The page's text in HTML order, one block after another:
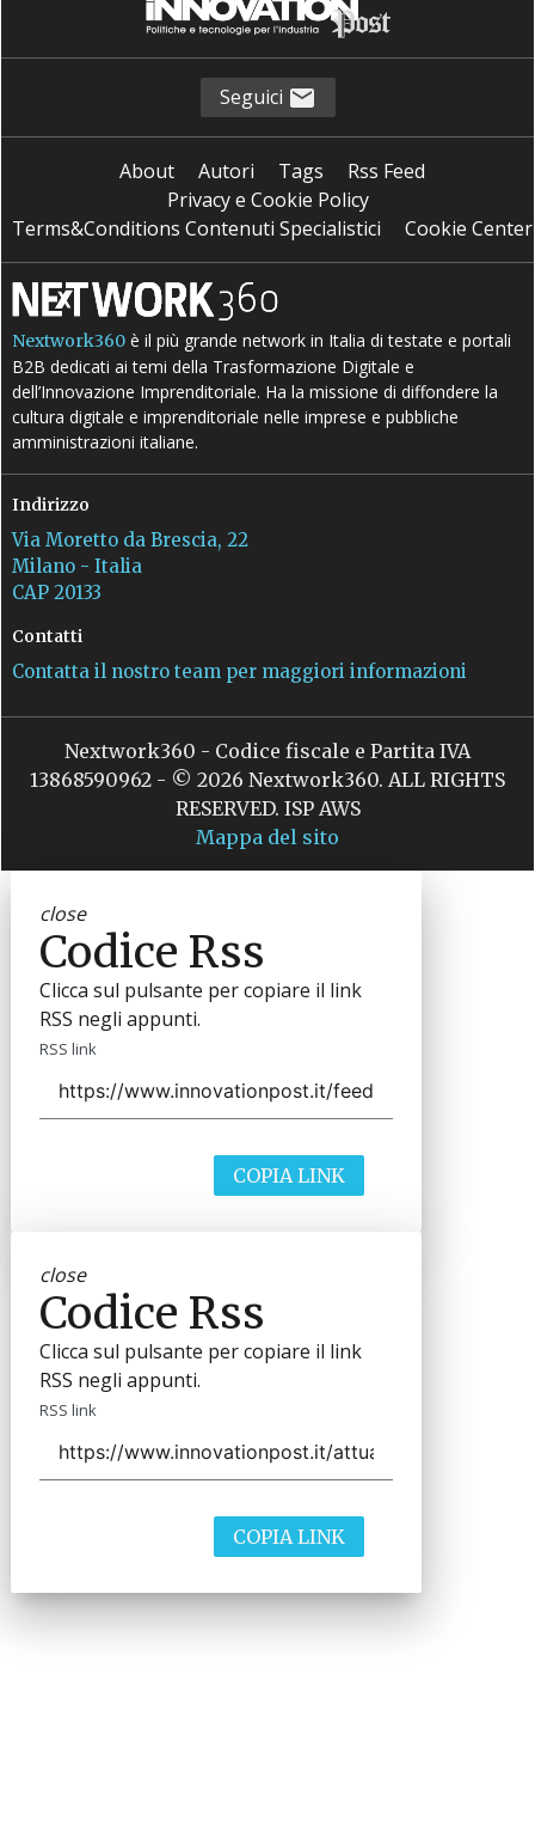
Seguici
About Autori Tags
Rss Feed
Privacy e Cookie Policy
Terms&Conditions Contenuti Specialistici
Cookie Center
Nextwork360 è il più grande network in Italia di testate e portali
B2B dedicati ai temi della Trasformazione Digitale e
dell’Innovazione Imprenditoriale. Ha la missione di diffondere la
cultura digitale e imprenditoriale nelle imprese e pubbliche
amministrazioni italiane.
Indirizzo
Via Moretto da Brescia, 22
Milano - Italia
CAP 20133
Contatti
Contatta il nostro team per maggiori informazioni
Nextwork360 - Codice fiscale e Partita IVA
13868590962 - © 2026 Nextwork360. ALL RIGHTS
RESERVED. ISP AWS
Mappa del sito
close
Codice Rss
Clicca sul pulsante per copiare il link
RSS negli appunti.
RSS link
COPIA LINK
close
Codice Rss
Clicca sul pulsante per copiare il link
RSS negli appunti.
RSS link
COPIA LINK